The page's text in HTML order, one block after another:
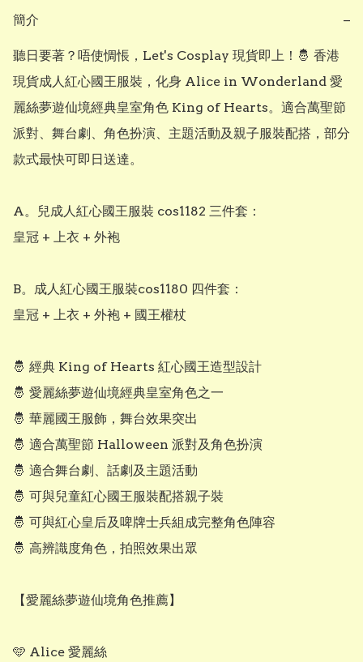
簡介 −
聽日要著？唔使惆悵，Let's Cosplay 現貨即上！🤴 香港
現貨成人紅心國王服裝，化身 Alice in Wonderland 愛
麗絲夢遊仙境經典皇室角色 King of Hearts。適合萬聖節
派對、舞台劇、角色扮演、主題活動及親子服裝配搭，部分
款式最快可即日送達。
A。兒成人紅心國王服裝 cos1182 三件套：
皇冠 + 上衣 + 外袍
B。成人紅心國王服裝cos1180 四件套：
皇冠 + 上衣 + 外袍 + 國王權杖
🤴 經典 King of Hearts 紅心國王造型設計
🤴 愛麗絲夢遊仙境經典皇室角色之一
🤴 華麗國王服飾，舞台效果突出
🤴 適合萬聖節 Halloween 派對及角色扮演
🤴 適合舞台劇、話劇及主題活動
🤴 可與兒童紅心國王服裝配搭親子裝
🤴 可與紅心皇后及啤牌士兵組成完整角色陣容
🤴 高辨識度角色，拍照效果出眾
【愛麗絲夢遊仙境角色推薦】
🩵 Alice 愛麗絲